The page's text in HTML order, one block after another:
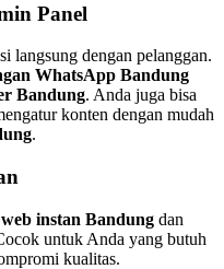
Panel
langsung dengan pelanggan.
WhatsApp Bandung
Bandung. Anda juga bisa
konten dengan mudah
.
instan Bandung dan
untuk Anda yang butuh
kualitas.